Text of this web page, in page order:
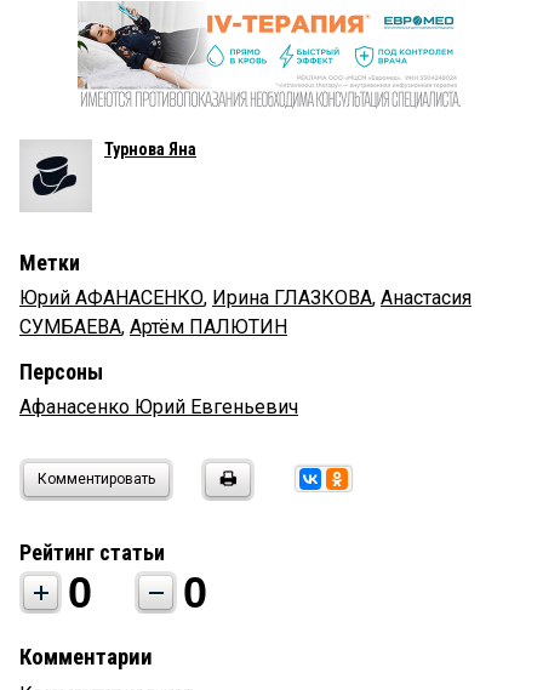
Турнова Яна
Метки
Юрий АФАНАСЕНКО, Ирина ГЛАЗКОВА, Анастасия
СУМБАЕВА, Артём ПАЛЮТИН
Персоны
Афанасенко Юрий Евгеньевич
Комментировать
Рейтинг статьи
0 0
Комментарии